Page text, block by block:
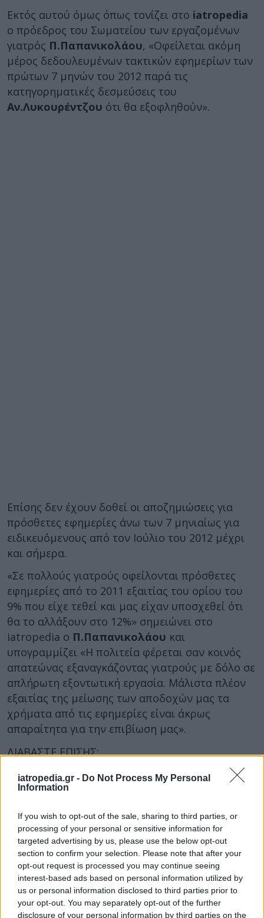
iatropedia.gr - Do Not Process My Personal
Information
If you wish to opt-out of the sale, sharing to third parties, or
processing of your personal or sensitive information for
targeted advertising by us, please use the below opt-out
section to confirm your selection. Please note that after your
opt-out request is processed you may continue seeing
interest-based ads based on personal information utilized by
us or personal information disclosed to third parties prior to
your opt-out. You may separately opt-out of the further
disclosure of your personal information by third parties on the
Εκτός αυτού όμως όπως τονίζει στο iatropedia
ο πρόεδρος του Σωματείου των εργαζομένων
γιατρός Π.Παπανικολάου, «Οφείλεται ακόμη
μέρος δεδουλευμένων τακτικών εφημερίων των
πρώτων 7 μηνών του 2012 παρά τις
κατηγορηματικές δεσμεύσεις του
Αν.Λυκουρέντζου ότι θα εξοφληθούν».
Επίσης δεν έχουν δοθεί οι αποζημιώσεις για
πρόσθετες εφημερίες άνω των 7 μηνιαίως για
ειδικευόμενους από τον Ιούλιο του 2012 μέχρι
και σήμερα.
«Σε πολλούς γιατρούς οφείλονται πρόσθετες
εφημερίες από το 2011 εξαιτίας του ορίου του
9% που είχε τεθεί και μας είχαν υποσχεθεί ότι
θα το αλλάξουν στο 12%» σημειώνει στο
iatropedia ο Π.Παπανικολάου και
υπογραμμίζει «Η πολιτεία φέρεται σαν κοινός
απατεώνας εξαναγκάζοντας γιατρούς με δόλο σε
απλήρωτη εξοντωτική εργασία. Μάλιστα πλέον
εξαιτίας της μείωσης των αποδοχών μας τα
χρήματα από τις εφημερίες είναι άκρως
απαραίτητα για την επιβίωση μας».
ΔΙΑΒΑΣΤΕ ΕΠΙΣΗΣ:
Και οι γιατροί στις ουρές αναστενάζουν! Που
περιμένουν για ώρες;
Ειδικό μητρώο για αποκλειστικές νοσοκόμες! Τι
προβλέπει νομοσχέδιο
Συμψηφίζονται χρέη του ΕΟΠΥΥ! Τι προβλέπει
ρύθμιση
Ξεκινά το τσεκάπ τρόικας στην Υγεία! Τι ζητά να
μάθει